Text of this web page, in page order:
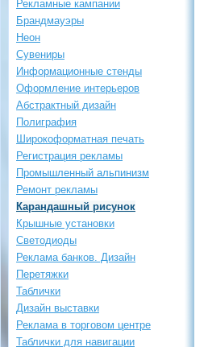
Рекламные кампании
Брандмауэры
Неон
Сувениры
Информационные стенды
Оформление интерьеров
Абстрактный дизайн
Полиграфия
Широкоформатная печать
Регистрация рекламы
Промышленный альпинизм
Ремонт рекламы
Карандашный рисунок
Крышные установки
Светодиоды
Реклама банков. Дизайн
Перетяжки
Таблички
Дизайн выставки
Реклама в торговом центре
Таблички для навигации